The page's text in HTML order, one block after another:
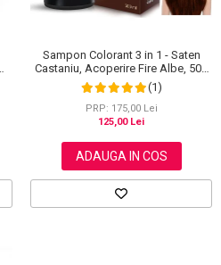
Sampon Colorant 3 in 1 - Saten
Castaniu, Acoperire Fire Albe, 500
ml
(1)
PRP: 175,00 Lei
125,00 Lei
ADAUGA IN COS